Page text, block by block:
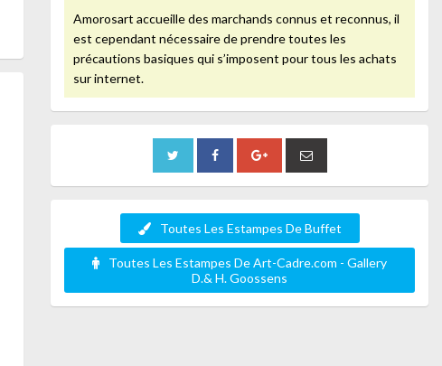
Amorosart accueille des marchands connus et reconnus, il
est cependant nécessaire de prendre toutes les
précautions basiques qui s’imposent pour tous les achats
sur internet.
Toutes Les Estampes De Buffet
Toutes Les Estampes De Art-Cadre.com - Gallery
D.& H. Goossens